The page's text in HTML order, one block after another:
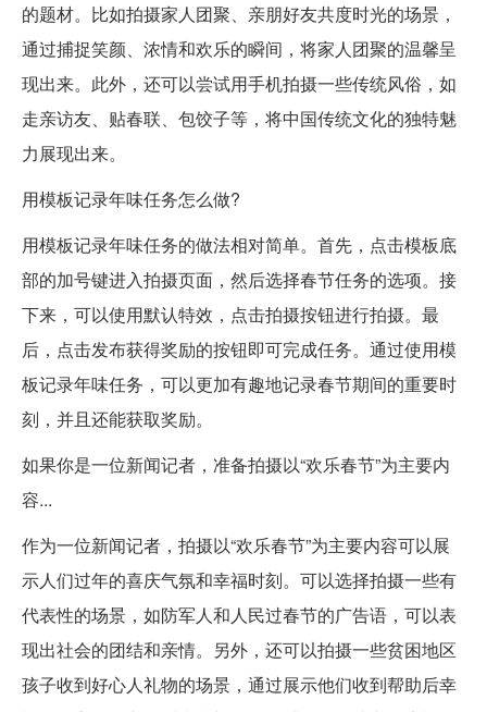
的题材。比如拍摄家人团聚、亲朋好友共度时光的场景，
通过捕捉笑颜、浓情和欢乐的瞬间，将家人团聚的温馨呈
现出来。此外，还可以尝试用手机拍摄一些传统风俗，如
走亲访友、贴春联、包饺子等，将中国传统文化的独特魅
力展现出来。
用模板记录年味任务怎么做?
用模板记录年味任务的做法相对简单。首先，点击模板底
部的加号键进入拍摄页面，然后选择春节任务的选项。接
下来，可以使用默认特效，点击拍摄按钮进行拍摄。最
后，点击发布获得奖励的按钮即可完成任务。通过使用模
板记录年味任务，可以更加有趣地记录春节期间的重要时
刻，并且还能获取奖励。
如果你是一位新闻记者，准备拍摄以“欢乐春节”为主要内
容...
作为一位新闻记者，拍摄以“欢乐春节”为主要内容可以展
示人们过年的喜庆气氛和幸福时刻。可以选择拍摄一些有
代表性的场景，如防军人和人民过春节的广告语，可以表
现出社会的团结和亲情。另外，还可以拍摄一些贫困地区
孩子收到好心人礼物的场景，通过展示他们收到帮助后幸